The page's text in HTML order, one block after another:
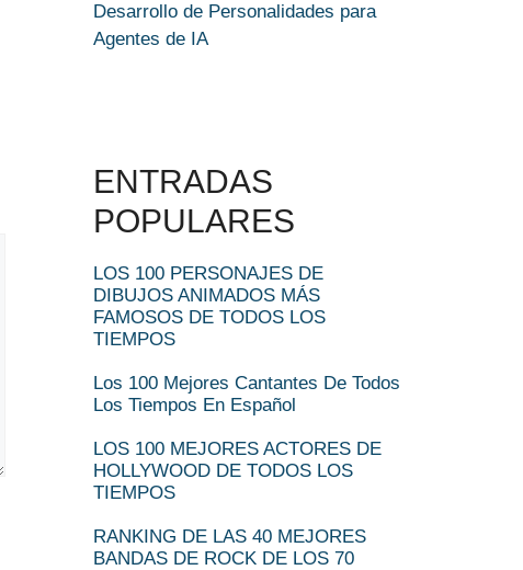
Desarrollo de Personalidades para
Agentes de IA
ENTRADAS
POPULARES
LOS 100 PERSONAJES DE
DIBUJOS ANIMADOS MÁS
FAMOSOS DE TODOS LOS
TIEMPOS
Los 100 Mejores Cantantes De Todos
Los Tiempos En Español
LOS 100 MEJORES ACTORES DE
HOLLYWOOD DE TODOS LOS
TIEMPOS
RANKING DE LAS 40 MEJORES
BANDAS DE ROCK DE LOS 70